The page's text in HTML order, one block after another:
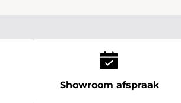
Showroom afspraak